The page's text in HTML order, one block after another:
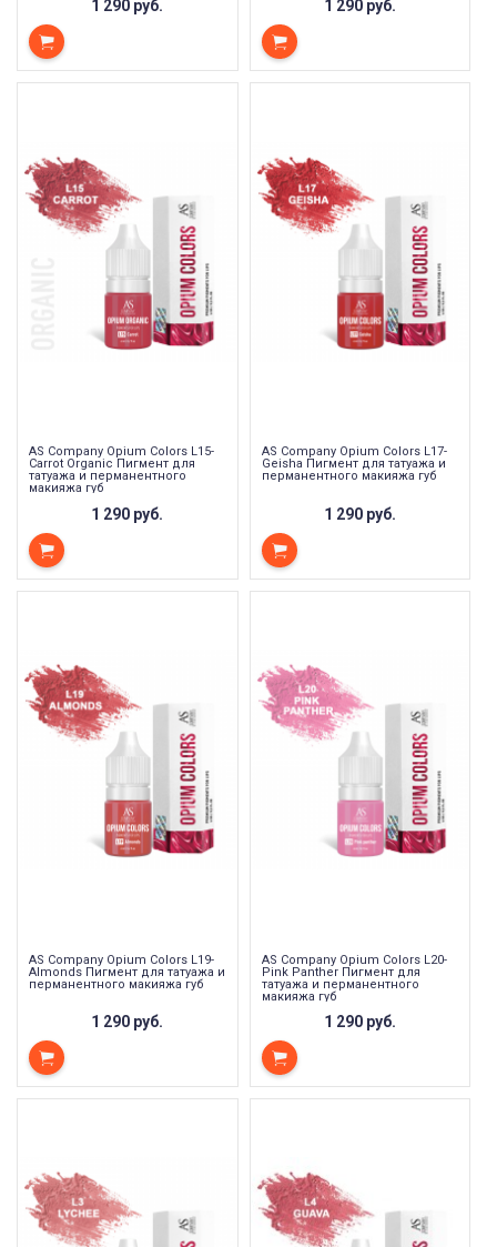
1 290 руб. 1 290 руб.
AS Company Opium Colors L15-
Carrot Organic Пигмент для
татуажа и перманентного
макияжа губ
1 290 руб.
AS Company Opium Colors L17-
Geisha Пигмент для татуажа и
перманентного макияжа губ
1 290 руб.
AS Company Opium Colors L19-
Almonds Пигмент для татуажа и
перманентного макияжа губ
1 290 руб.
AS Company Opium Colors L20-
Pink Panther Пигмент для
татуажа и перманентного
макияжа губ
1 290 руб.